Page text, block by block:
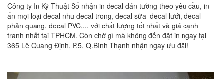
Công ty In Kỹ Thuật Số nhận in decal dán tường theo yêu cầu, in
ấn mọi loại decal như decal trong, decal sữa, decal lưới, decal
phản quang, decal PVC,... với chất lượng tốt nhất và giá cạnh
tranh nhất tại TPHCM. Còn chờ gì mà không đến đặt in ngay tại
365 Lê Quang Định, P.5, Q.Bình Thạnh nhận ngay ưu đãi!